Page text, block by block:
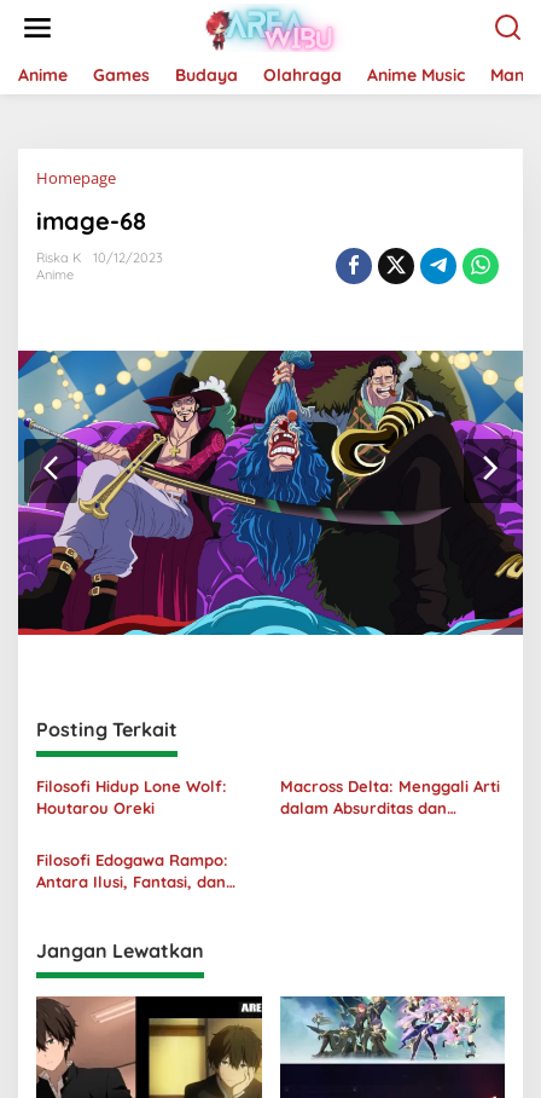
Anime Games Budaya Olahraga Anime Music
HomepageLampiran
image-68
Riska K
10/12/2023
Anime
Posting Terkait
Filosofi Hidup Lone Wolf:
Houtarou Oreki
Macross Delta: Menggali Arti
dalam Absurditas dan
Filosofi Edogawa Rampo:
Antara Ilusi, Fantasi, dan
Jangan Lewatkan